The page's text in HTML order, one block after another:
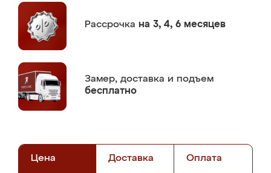
Рассрочка на 3, 4, 6 месяцев
Замер, доставка и подъем
бесплатно
Цена Доставка Оплата